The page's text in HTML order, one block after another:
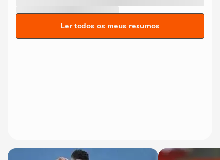
Ler todos os meus resumos